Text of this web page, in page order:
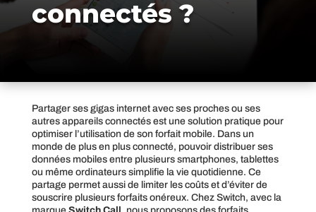
connectés ?
Partager ses gigas internet avec ses proches ou ses
autres appareils connectés est une solution pratique pour
optimiser l’utilisation de son forfait mobile. Dans un
monde de plus en plus connecté, pouvoir distribuer ses
données mobiles entre plusieurs smartphones, tablettes
ou même ordinateurs simplifie la vie quotidienne. Ce
partage permet aussi de limiter les coûts et d’éviter de
souscrire plusieurs forfaits onéreux. Chez Switch, avec la